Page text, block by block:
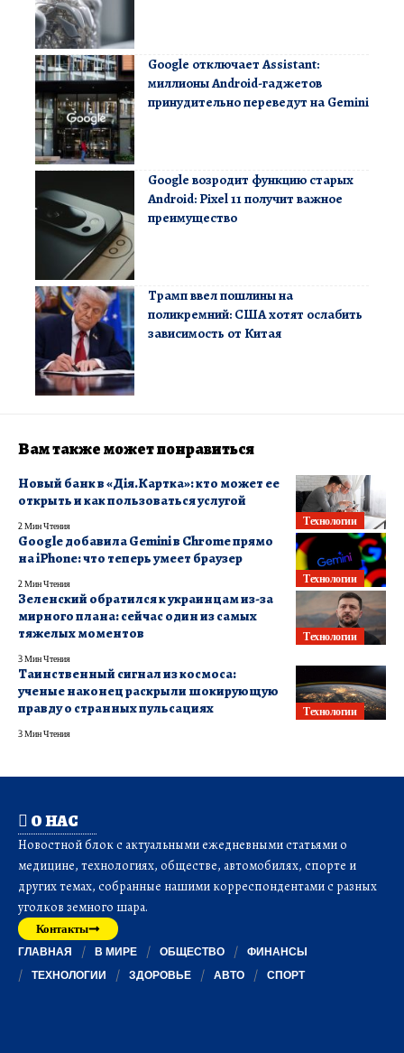
Google отключает Assistant:
миллионы Android-гаджетов
принудительно переведут на Gemini
Google возродит функцию старых
Android: Pixel 11 получит важное
преимущество
Трамп ввел пошлины на
поликремний: США хотят ослабить
зависимость от Китая
Вам также может понравиться
Технологии
Новый банк в «Дія.Картка»: кто может ее
открыть и как пользоваться услугой
2 Мин Чтения
Технологии
Google добавила Gemini в Chrome прямо
на iPhone: что теперь умеет браузер
2 Мин Чтения
Технологии
Зеленский обратился к украинцам из-за
мирного плана: сейчас один из самых
тяжелых моментов
3 Мин Чтения
Технологии
Таинственный сигнал из космоса:
ученые наконец раскрыли шокирующую
правду о странных пульсациях
3 Мин Чтения
О НАС
Новостной блок с актуальными ежедневными статьями о
медицине, технологиях, обществе, автомобилях, спорте и
других темах, собранные нашими корреспондентами с разных
уголков земного шара.
Контакты
ГЛАВНАЯ В МИРЕ ОБЩЕСТВО
ФИНАНСЫ
ТЕХНОЛОГИИ
ЗДОРОВЬЕ АВТО СПОРТ